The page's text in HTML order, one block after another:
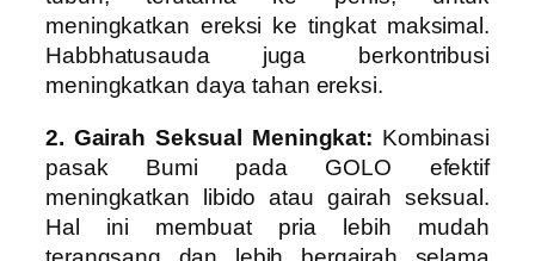
meningkatkan ereksi ke tingkat maksimal.
Habbhatusauda juga berkontribusi
meningkatkan daya tahan ereksi.
2. Gairah Seksual Meningkat: Kombinasi
pasak Bumi pada GOLO efektif
meningkatkan libido atau gairah seksual.
Hal ini membuat pria lebih mudah